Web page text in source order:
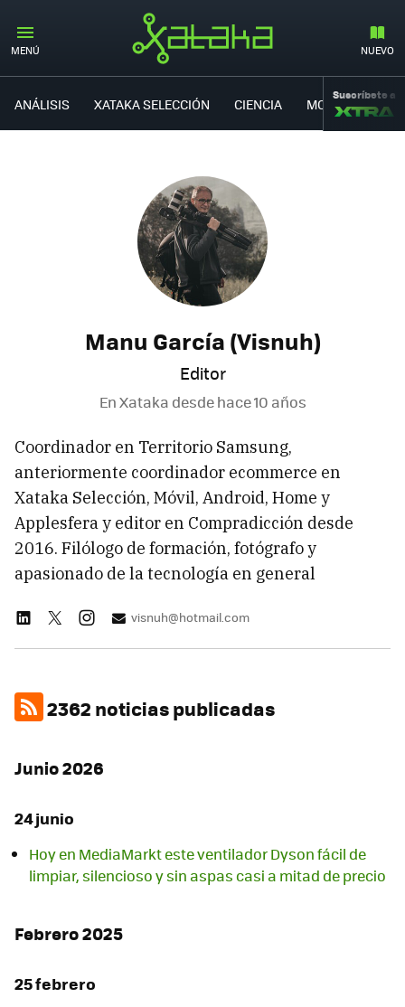
MENÚ NUEVO
ANÁLISIS XATAKA SELECCIÓN CIENCIA MOVILIDAD
Suscríbete a
Manu García (Visnuh)
Editor
En Xataka desdehace 10 años
Coordinador en Territorio Samsung,
anteriormente coordinador ecommerce en
Xataka Selección, Móvil, Android, Home y
Applesfera y editor en Compradicción desde
2016. Filólogo de formación, fotógrafo y
apasionado de la tecnología en general
visnuh@hotmail.com
2362 noticias publicadas
Junio 2026
24 junio
Hoy en MediaMarkt este ventilador Dyson fácil de
limpiar, silencioso y sin aspas casi a mitad de precio
Febrero 2025
25 febrero